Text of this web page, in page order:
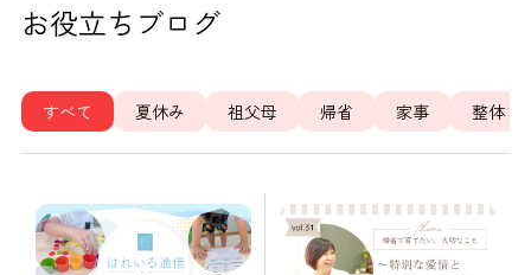
お役立ちブログ
すべて 夏休み 祖父母 帰省 家事 整体